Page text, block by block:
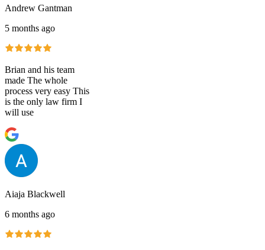
Andrew Gantman
5 months ago
Brian and his team
made The whole
process very easy This
is the only law firm I
will use
Aiaja Blackwell
6 months ago